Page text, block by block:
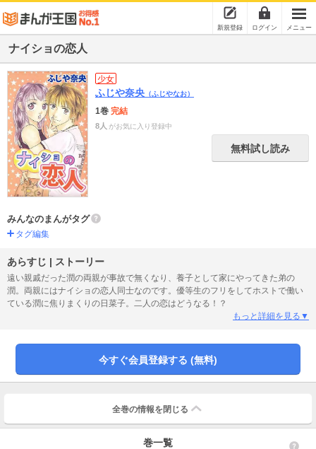
新規登録 ログイン メニュー
ナイショの恋人
少女
ふじや奈央 （ふじやなお）
1巻 完結
8人 がお気に入り登録中
無料試し読み
みんなのまんがタグ
タグ編集
あらすじ | ストーリー
遠い親戚だった潤の両親が事故で無くなり、養子として家にやってきた弟の
潤。両親にはナイショの恋人同士なのです。優等生のフリをしてホストで働い
ている潤に焦りまくりの日菜子。二人の恋はどうなる！？
もっと詳細を見る▼
今すぐ会員登録する (無料)
全巻の情報を 閉じる
巻一覧